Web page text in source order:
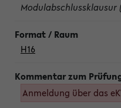
Modulabschlussklausur
H16
Anmeldung über das